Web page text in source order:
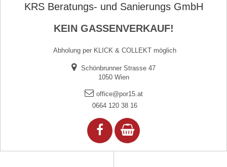
KRS Beratungs- und Sanierungs GmbH
KEIN GASSENVERKAUF!
Abholung per KLICK & COLLEKT möglich
Schönbrunner Strasse 47
1050 Wien
office@por15.at
0664 120 38 16